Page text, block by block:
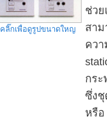
คลิ๊กเพื่อดูรูปขนาดใหญ
ช่วย
สาม
ควา
กระ
ซึ่งชุ
หรือ